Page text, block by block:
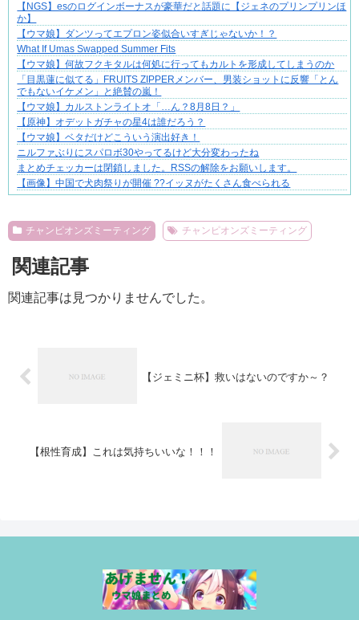
【NGS】esのログインボーナスが豪華だと話題に【ジェネのプリンプリンほ
か】
【ウマ娘】ダンツってエプロン姿似合いすぎじゃないか！？
What If Umas Swapped Summer Fits
【ウマ娘】何故フクキタルは何処に行ってもカルトを形成してしまうのか
「目黒蓮に似てる」FRUITS ZIPPERメンバー、男装ショットに反響「とん
でもないイケメン」と絶賛の嵐！
【ウマ娘】カルストンライトオ「…ん？8月8日？」
【原神】オデットガチャの星4は誰だろう？
【ウマ娘】ベタだけどこういう演出好き！
ニルファぶりにスパロボ30やってるけど大分変わったね
まとめチェッカーは閉鎖しました。RSSの解除をお願いします。
【画像】中国で犬肉祭りが開催 ??イッヌがたくさん食べられる
チャンピオンズミーティング チャンピオンズミーティング
関連記事
関連記事は見つかりませんでした。
【ジェミニ杯】救いはないのですか～？
【根性育成】これは気持ちいいな！！！